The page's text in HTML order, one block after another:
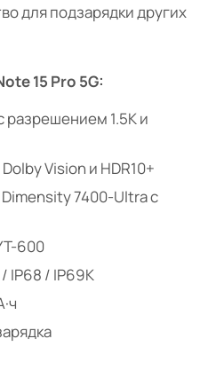
для подзарядки других
15 Pro 5G:
разрешением 1.5K и
Vision и HDR10+
7400-Ultra с
600
IP68 / IP69K